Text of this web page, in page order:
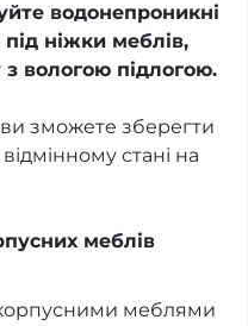
водонепроникні
ніжки меблів,
вологою підлогою.
зможете зберегти
стані на
меблів
корпусними меблями